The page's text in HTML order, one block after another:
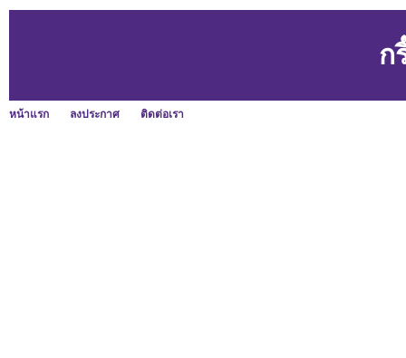
ก
หน้าแรก ลงประกาศ ติดต่อเรา